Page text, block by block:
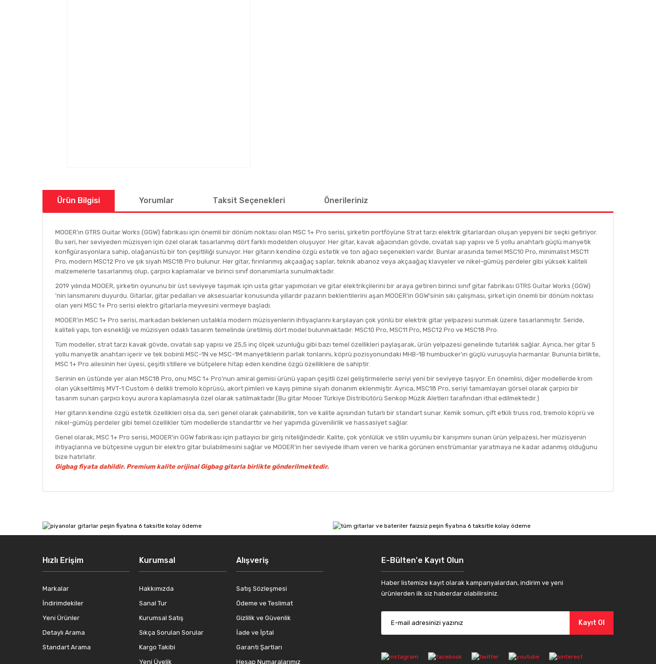
Ürün Bilgisi Yorumlar Taksit Seçenekleri Önerileriniz
MOOER’ın GTRS Guitar Works (GGW) fabrikası için önemli bir dönüm noktası olan MSC 1+ Pro serisi, şirketin portföyüne Strat tarzı elektrik gitarlardan oluşan yepyeni bir seçki getiriyor.
Bu seri, her seviyeden müzisyen için özel olarak tasarlanmış dört farklı modelden oluşuyor. Her gitar, kavak ağacından gövde, cıvatalı sap yapısı ve 5 yollu anahtarlı güçlü manyetik
konfigürasyonlara sahip, olağanüstü bir ton çeşitliliği sunuyor. Her gitarın kendine özgü estetik ve ton ağacı seçenekleri vardır. Bunlar arasında temel MSC10 Pro, minimalist MSC11
Pro, modern MSC12 Pro ve şık siyah MSC18 Pro bulunur. Her gitar, fırınlanmış akçaağaç saplar, teknik abanoz veya akçaağaç klavyeler ve nikel-gümüş perdeler gibi yüksek kaliteli
malzemelerle tasarlanmış olup, çarpıcı kaplamalar ve birinci sınıf donanımlarla sunulmaktadır.
2019 yılında MOOER, şirketin oyununu bir üst seviyeye taşımak için usta gitar yapımcıları ve gitar elektrikçilerini bir araya getiren birinci sınıf gitar fabrikası GTRS Guitar Works (GGW)
'nin lansmanını duyurdu. Gitarlar, gitar pedalları ve aksesuarlar konusunda yıllardır pazarın beklentilerini aşan MOOER'in GGW'sinin sıkı çalışması, şirket için önemli bir dönüm noktası
olan yeni MSC 1+ Pro serisi elektro gitarlarla meyvesini vermeye başladı.
MOOER'in MSC 1+ Pro serisi, markadan beklenen ustalıkla modern müzisyenlerin ihtiyaçlarını karşılayan çok yönlü bir elektrik gitar yelpazesi sunmak üzere tasarlanmıştır. Seride,
kaliteli yapı, ton esnekliği ve müzisyen odaklı tasarım temelinde üretilmiş dört model bulunmaktadır: MSC10 Pro, MSC11 Pro, MSC12 Pro ve MSC18 Pro.
Tüm modeller, strat tarzı kavak gövde, cıvatalı sap yapısı ve 25,5 inç ölçek uzunluğu gibi bazı temel özellikleri paylaşarak, ürün yelpazesi genelinde tutarlılık sağlar. Ayrıca, her gitar 5
yollu manyetik anahtarı içerir ve tek bobinli MSC-1N ve MSC-1M manyetiklerin parlak tonlarını, köprü pozisyonundaki MHB-1B humbucker'ın güçlü vuruşuyla harmanlar. Bununla birlikte,
MSC 1+ Pro ailesinin her üyesi, çeşitli stillere ve bütçelere hitap eden kendine özgü özelliklere de sahiptir.
Serinin en üstünde yer alan MSC18 Pro, onu MSC 1+ Pro'nun amiral gemisi ürünü yapan çeşitli özel geliştirmelerle seriyi yeni bir seviyeye taşıyor. En önemlisi, diğer modellerde krom
olan yükseltilmiş MVT-1 Custom 6 delikli tremolo köprüsü, akort pimleri ve kayış pimine siyah donanım eklenmiştir. Ayrıca, MSC18 Pro, seriyi tamamlayan görsel olarak çarpıcı bir
tasarım sunan çarpıcı koyu aurora kaplamasıyla özel olarak satılmaktadır.(Bu gitar Mooer Türkiye Distribütörü Senkop Müzik Aletleri tarafından ithal edilmektedir.)
Her gitarın kendine özgü estetik özellikleri olsa da, seri genel olarak çalınabilirlik, ton ve kalite açısından tutarlı bir standart sunar. Kemik somun, çift etkili truss rod, tremolo köprü ve
nikel-gümüş perdeler gibi temel özellikler tüm modellerde standarttır ve her yapımda güvenilirlik ve hassasiyet sağlar.
Genel olarak, MSC 1+ Pro serisi, MOOER'in GGW fabrikası için patlayıcı bir giriş niteliğindedir. Kalite, çok yönlülük ve stilin uyumlu bir karışımını sunan ürün yelpazesi, her müzisyenin
ihtiyaçlarına ve bütçesine uygun bir elektro gitar bulabilmesini sağlar ve MOOER'in her seviyede ilham veren ve harika görünen enstrümanlar yaratmaya ne kadar adanmış olduğunu
bize hatırlatır.
Gigbag fiyata dahildir. Premium kalite orijinal Gigbag gitarla birlikte gönderilmektedir.
Yorum Yaz
Görüş ve önerileriniz için teşekkür ederiz.
Ürün açıklamasında eksik bilgiler bulunuyor.
Ürün fiyatı diğer sitelerden daha pahalı.
Hızlı Erişim
Markalar
İndirimdekiler
Yeni Ürünler
Detaylı Arama
Standart Arama
Kurumsal
Hakkımızda
Sanal Tur
Kurumsal Satış
Sıkça Sorulan Sorular
Kargo Takibi
Yeni Üyelik
Alışveriş
Satış Sözleşmesi
Ödeme ve Teslimat
Gizlilik ve Güvenlik
İade ve İptal
Garanti Şartları
Hesap Numaralarımız
E-Bülten'e Kayıt Olun
Haber listemize kayıt olarak kampanyalardan, indirim ve yeni
ürünlerden ilk siz haberdar olabilirsiniz.
Kayıt Ol